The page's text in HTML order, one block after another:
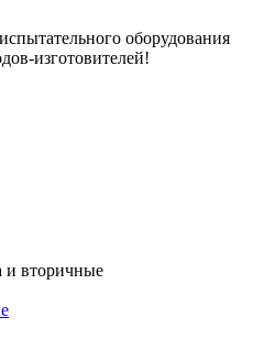
оборудования
изготовителей!